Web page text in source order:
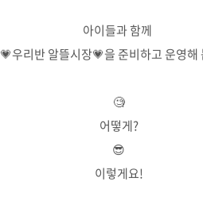
아이들과 함께
💗우리반 알뜰시장💗을 준비하고 운영해
🧐
어떻게?
😎
이렇게요!